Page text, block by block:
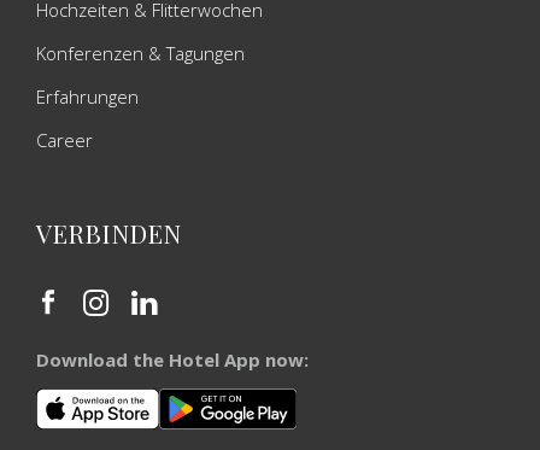
Hochzeiten & Flitterwochen
Konferenzen & Tagungen
Erfahrungen
Career
VERBINDEN
Download the Hotel App now: